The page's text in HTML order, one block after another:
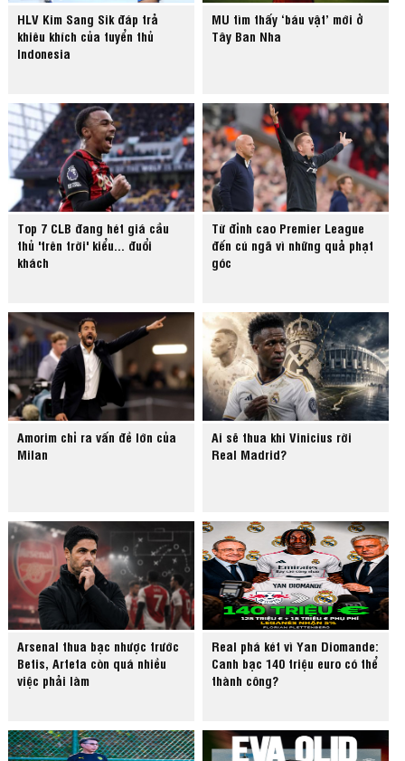
HLV Kim Sang Sik đáp trả
khiêu khích của tuyển thủ
Indonesia
MU tìm thấy ‘báu vật’ mới ở
Tây Ban Nha
Top 7 CLB đang hét giá cầu
thủ 'trên trời' kiểu... đuổi
khách
Từ đỉnh cao Premier League
đến cú ngã vì những quả phạt
góc
Amorim chỉ ra vấn đề lớn của
Milan
Ai sẽ thua khi Vinicius rời
Real Madrid?
Arsenal thua bạc nhược trước
Betis, Arteta còn quá nhiều
việc phải làm
Real phá két vì Yan Diomande:
Canh bạc 140 triệu euro có thể
thành công?